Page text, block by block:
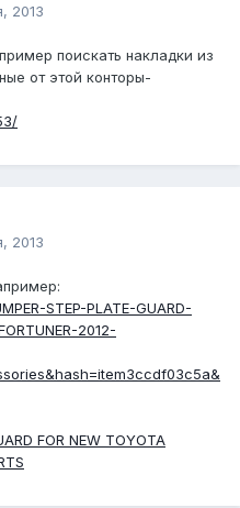
2013
поискать накладки из
от этой конторы-
2013
STEP-PLATE-GUARD-
2012-
FOR NEW TOYOTA